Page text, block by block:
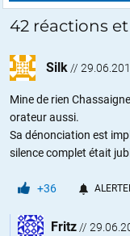
42 réactions
Silk //
Mine de rien
orateur aussi.
Sa dénonciation est
silence complet était
+36
Fritz //